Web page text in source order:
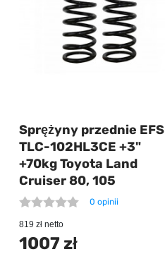
Sprężyny przednie EFS
TLC-102HL3CE +3"
+70kg Toyota Land
Cruiser 80, 105
0 opinii
819 zł netto
1007 zł